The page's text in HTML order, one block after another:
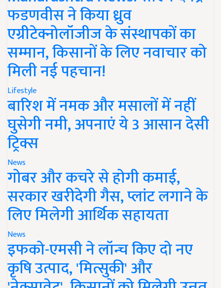
फडणवीस ने किया ध्रुव
एग्रीटेक्नोलॉजीज के संस्थापकों का
सम्मान, किसानों के लिए नवाचार को
मिली नई पहचान!
Lifestyle
बारिश में नमक और मसालों में नहीं
घुसेगी नमी, अपनाएं ये 3 आसान देसी
ट्रिक्स
News
गोबर और कचरे से होगी कमाई,
सरकार खरीदेगी गैस, प्लांट लगाने के
लिए मिलेगी आर्थिक सहायता
News
इफको-एमसी ने लॉन्च किए दो नए
कृषि उत्पाद, 'मित्सुकी' और